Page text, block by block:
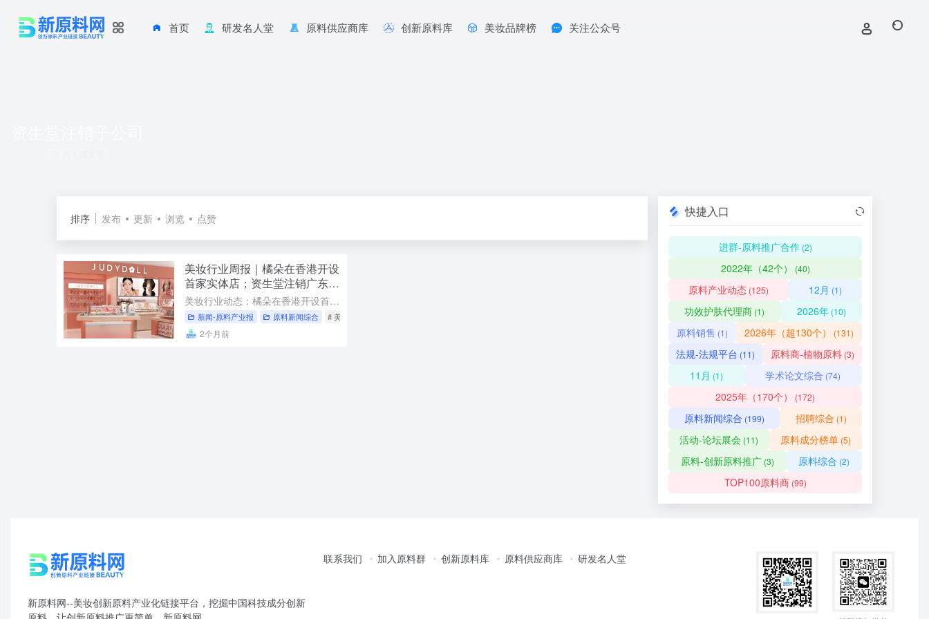
首页 研发名人堂 原料供应商库 创新原料库 美妆品牌榜 关注公众号
排序 发布 更新 浏览 点赞
美妆行业周报｜橘朵在香港开设
首家实体店；资生堂注销广东子
公司；可丽金首发国内最长序列
胶原针
美妆行业动态：橘朵在香港开设首家实体店，拓展海外市场；资生堂注销广东子公司，调整在华业务布局；可丽金首发国内最长序列胶原针，引领再生美学。此外，宝洁19年高管转投欧莱雅，屈臣氏与巴黎欧莱雅联合研发产品...
新闻-原料产业报 原料新闻综合 # 美妆行业周报
2个月前
快捷入口
进群-原料推广合作(2)
2022年（42个） (40)
原料产业动态 (125) 12月 (1)
功效护肤代理商 (1) 2026年(10)
原料销售 (1) 2026年（超130个） (131)
法规-法规平台 (11) 原料商-植物原料(3)
11月 (1) 学术论文综合 (74)
2025年（170个） (172)
原料新闻综合 (199) 招聘综合 (1)
活动-论坛展会 (11) 原料成分榜单 (5)
原料-创新原料推广(3) 原料综合 (2)
TOP100原料商(99)
新原料网--美妆创新原料产业化链接平台，挖掘中国科技成分创新
联系我们 加入原料群 创新原料库 原料供应商库 研发名人堂